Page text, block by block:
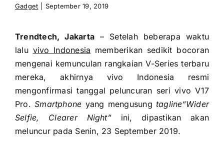
Gadget September 19, 2019
Trendtech, Jakarta – Setelah beberapa waktu
lalu vivo Indonesia memberikan sedikit bocoran
mengenai kemunculan rangkaian V-Series terbaru
mereka, akhirnya vivo Indonesia resmi
mengonfirmasi tanggal peluncuran seri vivo V17
Pro.Smartphone yang mengusung tagline“Wider
Selfie, Clearer Night”ini, dipastikan akan
meluncur pada Senin, 23 September 2019.